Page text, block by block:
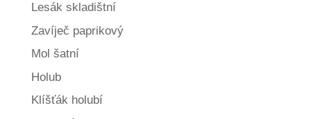
Lesák skladištní
Zavíječ paprikový
Mol šatní
Holub
Klíšťák holubí